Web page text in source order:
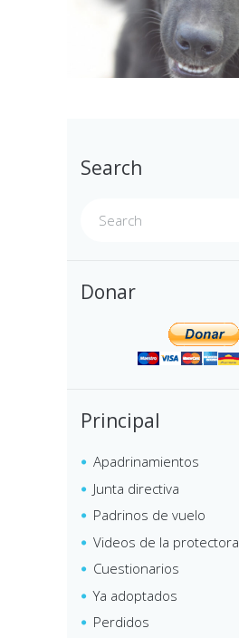
Search
Donar
Principal
Apadrinamientos
Junta directiva
Padrinos de vuelo
Videos de la protectora
Cuestionarios
Ya adoptados
Perdidos